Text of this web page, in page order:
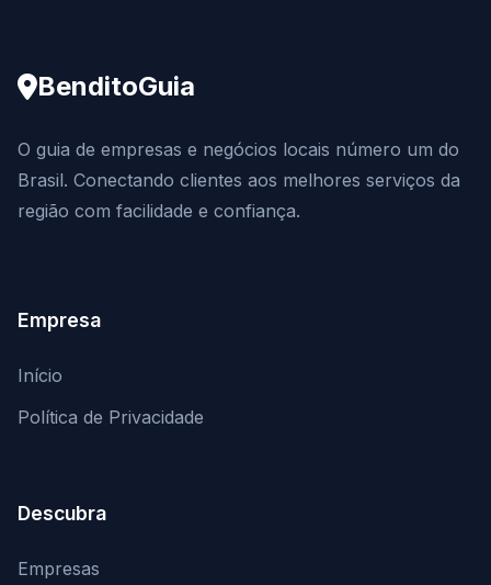
BenditoGuia
O guia de empresas e negócios locais número um do
Brasil. Conectando clientes aos melhores serviços da
região com facilidade e confiança.
Empresa
Início
Política de Privacidade
Descubra
Empresas